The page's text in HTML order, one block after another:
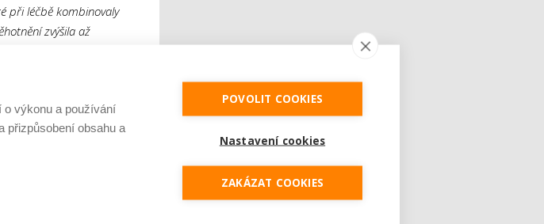
při léčbě kombinovaly
zvýšila až
také váš vztah. Je
o výkonu a používání
přizpůsobení obsahu a
POVOLIT COOKIES
Nastavení cookies
ZAKÁZAT COOKIES